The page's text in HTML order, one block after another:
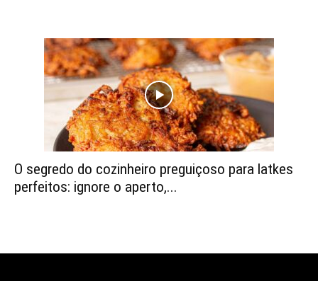
O segredo do cozinheiro preguiçoso para latkes
perfeitos: ignore o aperto,...